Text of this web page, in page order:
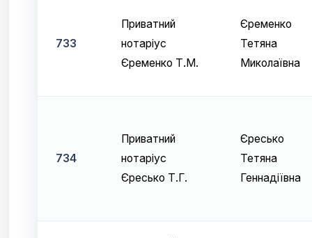
733
Приватний
нотаріус
Єременко Т.М.
Єременко
Тетяна
Миколаївна
734
Приватний
нотаріус
Єресько Т.Г.
Єресько
Тетяна
Геннадіївна